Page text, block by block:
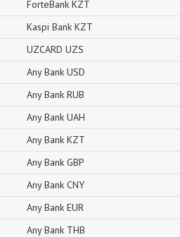
ForteBank KZT
Kaspi Bank KZT
UZCARD UZS
Any Bank USD
Any Bank RUB
Any Bank UAH
Any Bank KZT
Any Bank GBP
Any Bank CNY
Any Bank EUR
Any Bank THB